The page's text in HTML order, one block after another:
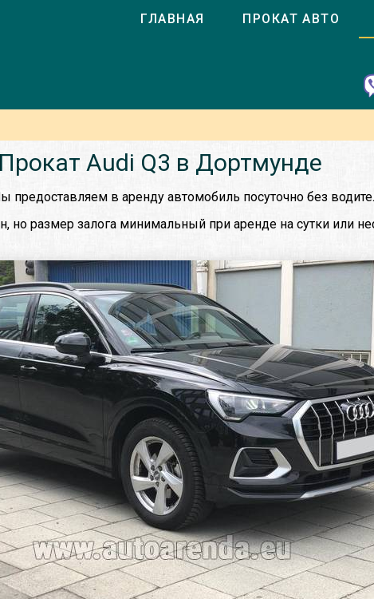
ГЛАВНАЯ ПРОКАТ АВТО
Прокат Audi Q3 в Дортмунде
в аренду автомобиль посуточно без
но размер залога минимальный при аренде на сутки или